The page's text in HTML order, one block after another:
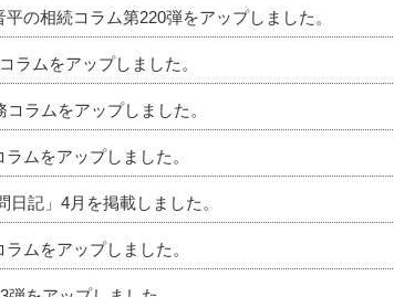
の相続コラム第220弾をアップしました。
ムをアップしました。
ラムをアップしました。
ムをアップしました。
記」4月を掲載しました。
ムをアップしました。